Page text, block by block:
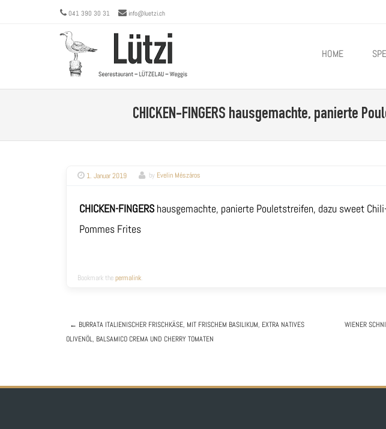
041 390 30 31 info@luetzi.ch
HOME
CHICKEN-FINGERS hausgemachte, panierte
1. Januar 2019 by Evelin Mészáros
CHICKEN-FINGERS hausgemachte, panierte Pouletstreifen, dazu sweet
Pommes Frites
Bookmark thepermalink.
Post navigation
← BURRATA ITALIENISCHER FRISCHKÄSE, MIT FRISCHEM BASILIKUM, EXTRA NATIVES
OLIVENÖL, BALSAMICO CREMA UND CHERRY TOMATEN
WIENER